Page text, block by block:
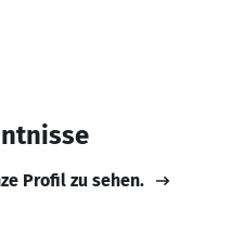
Profil zu sehen.